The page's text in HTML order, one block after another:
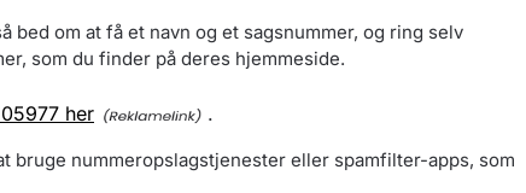
bed om at få et navn og et sagsnummer, og ring selv
som du finder på deres hjemmeside.
her .
bruge nummeropslagstjenester eller spamfilter-apps, som